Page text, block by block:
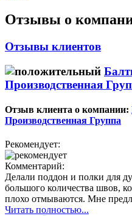
Отзывы о
Отзывы клиентов
Производственная
Отзыв клиента о компании:
Производственная Группа
Рекомендует:
Комментарий:
Делали поддон и полки для
большого количества швов,
плохо отмываются. Мне
Читать полностью...